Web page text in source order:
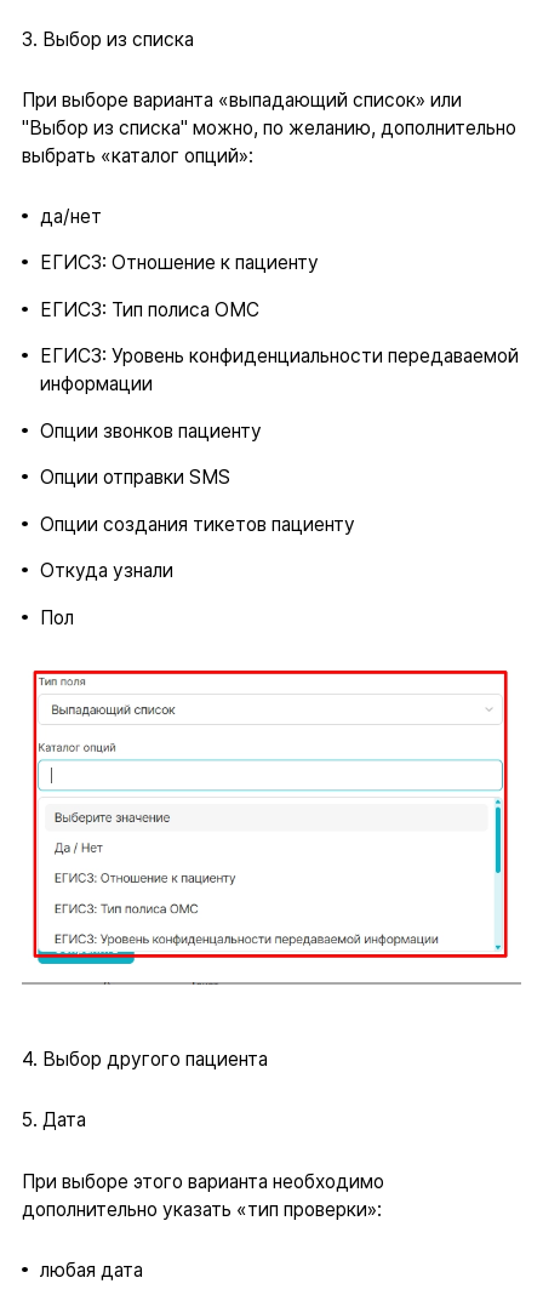
3. Выбор из списка
При выборе варианта «выпадающий список» или
"Выбор из списка" можно, по желанию, дополнительно
выбрать «каталог опций»:
да/нет
ЕГИСЗ: Отношение к пациенту
ЕГИСЗ: Тип полиса ОМС
ЕГИСЗ: Уровень конфиденциальности передаваемой
информации
Опции звонков пациенту
Опции отправки SMS
Опции создания тикетов пациенту
Откуда узнали
Пол
4. Выбор другого пациента
5. Дата
При выборе этого варианта необходимо
дополнительно указать «тип проверки»:
любая дата